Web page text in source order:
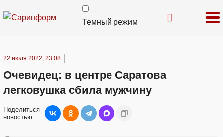
Темный режим
22 июля 2022, 23:08
Очевидец: в центре Саратова
легковушка сбила мужчину
Поделиться
новостью: